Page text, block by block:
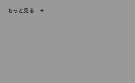
もっと見る